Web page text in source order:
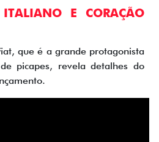
E CORAÇÃO
que é a grande protagonista
picapes, revela detalhes do